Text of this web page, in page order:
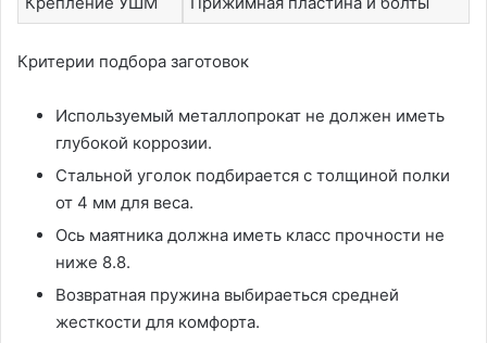
Критерии подбора заготовок
Используемый металлопрокат не должен иметь
глубокой коррозии.
Стальной уголок подбирается с толщиной полки
от 4 мм для веса.
Ось маятника должна иметь класс прочности не
ниже 8.8.
Возвратная пружина выбираеться средней
жесткости для комфорта.